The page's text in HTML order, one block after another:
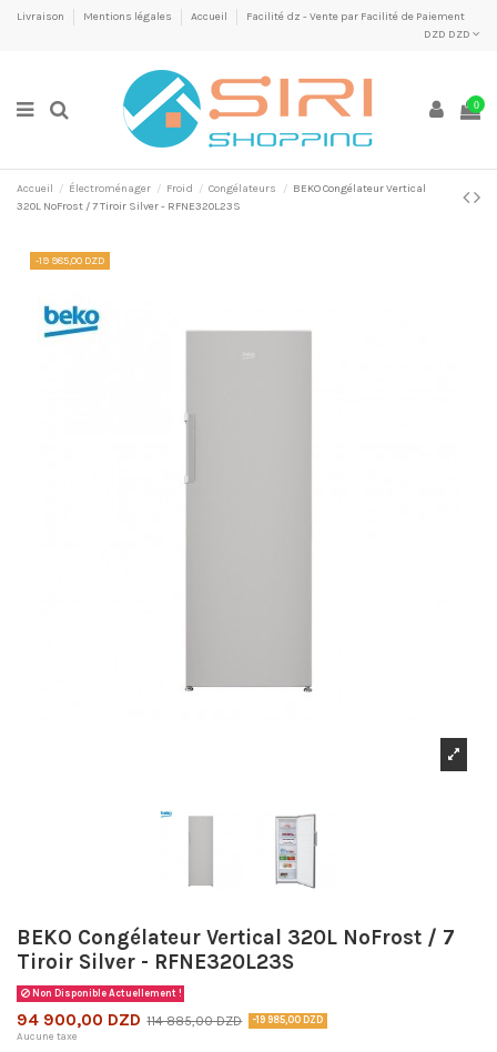
Livraison Mentions légales Accueil
Facilité dz - Vente par Facilité de Paiement
DZD DZD
0
Accueil Électroménager Froid Congélateurs
BEKO Congélateur Vertical
320L NoFrost / 7 Tiroir Silver - RFNE320L23S
-19 985,00 DZD
BEKO Congélateur Vertical 320L NoFrost / 7
Tiroir Silver - RFNE320L23S
Non Disponible Actuellement !
94 900,00 DZD 114 885,00 DZD -19 985,00 DZD
Aucune taxe